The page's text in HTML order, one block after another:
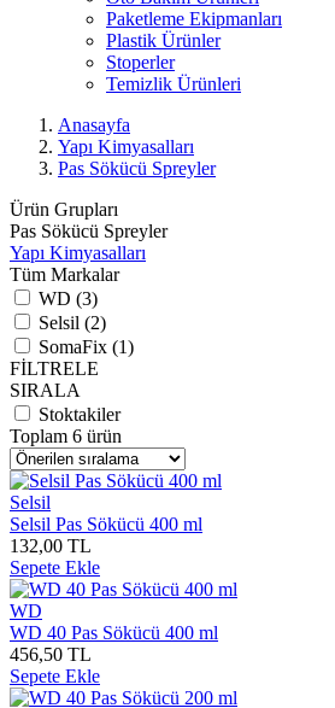
Paketleme Ekipmanları
Plastik Ürünler
Stoperler
Temizlik Ürünleri
Anasayfa
Yapı Kimyasalları
Pas Sökücü Spreyler
Ürün Grupları
Pas Sökücü Spreyler
Yapı Kimyasalları
Tüm Markalar
WD (3)
Selsil (2)
SomaFix (1)
FİLTRELE
SIRALA
Stoktakiler
Toplam 6 ürün
Selsil
Selsil Pas Sökücü 400 ml
132,00 TL
Sepete Ekle
WD
WD 40 Pas Sökücü 400 ml
456,50 TL
Sepete Ekle